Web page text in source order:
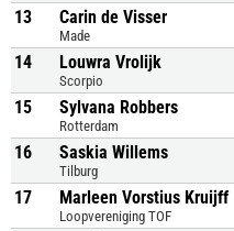
13 Carin de Visser
Made
14 Louwra Vrolijk
Scorpio
15 Sylvana Robbers
Rotterdam
16 Saskia Willems
Tilburg
17 Marleen Vorstius Kruijff
Loopvereniging TOF